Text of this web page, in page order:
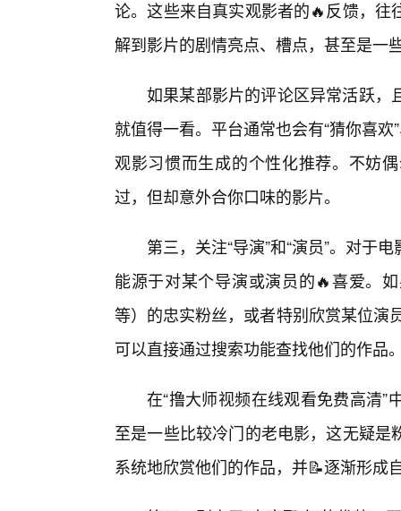
论。这些来自真实观影者的🔥反馈，
解到影片的剧情亮点、槽点，甚至是一
如果某部影片的评论区异常活跃，
就值得一看。平台通常也会有“猜你喜
观影习惯而生成的个性化推荐。不妨
过，但却意外合你口味的影片。
第三，关注“导演”和“演员”。对于
能源于对某个导演或演员的🔥喜爱。
等）的忠实粉丝，或者特别欣赏某位演
可以直接通过搜索功能查找他们的作品
在“撸大师视频在线观看免费高清
至是一些比较冷门的老电影，这无疑
系统地欣赏他们的作品，并📝逐渐形成